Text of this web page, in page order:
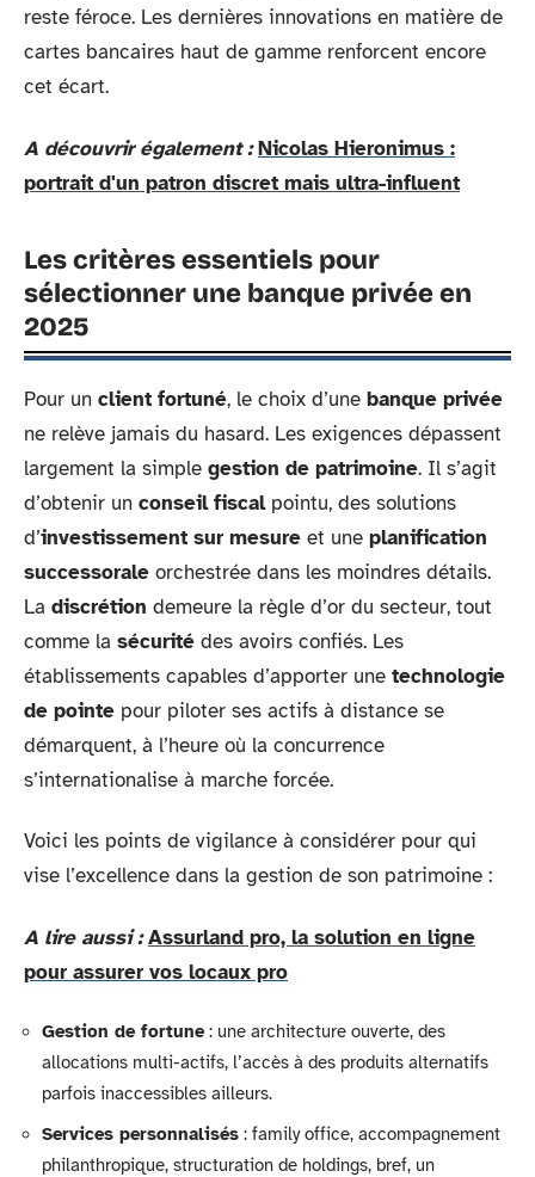
reste féroce. Les dernières innovations en matière de
cartes bancaires haut de gamme renforcent encore
cet écart.
A découvrir également : Nicolas Hieronimus :
portrait d'un patron discret mais ultra-influent
Les critères essentiels pour
sélectionner une banque privée en
2025
Pour un client fortuné, le choix d’une banque privée
ne relève jamais du hasard. Les exigences dépassent
largement la simple gestion de patrimoine. Il s’agit
d’obtenir un conseil fiscalpointu, des solutions
d’investissement sur mesure et une planification
successorale orchestrée dans les moindres détails.
La discrétion demeure la règle d’or du secteur, tout
comme la sécurité des avoirs confiés. Les
établissements capables d’apporter une technologie
de pointe pour piloter ses actifs à distance se
démarquent, à l’heure où la concurrence
s’internationalise à marche forcée.
Voici les points de vigilance à considérer pour qui
vise l’excellence dans la gestion de son patrimoine :
A lire aussi : Assurland pro, la solution en ligne
pour assurer vos locaux pro
Gestion de fortune: une architecture ouverte, des
allocations multi-actifs, l’accès à des produits alternatifs
parfois inaccessibles ailleurs.
Services personnalisés : family office, accompagnement
philanthropique, structuration de holdings, bref, un